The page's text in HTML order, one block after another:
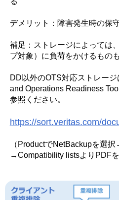
デメリット：障害発生時の保
補足：ストレージによっては
プ対象）に負荷をかけるもの
DD以外のOTS対応ストレー
and Operations Readiness
参照ください。
https://sort.veritas.com/
（ProductでNetBackupを選
→Compatibility listsよりPDFを